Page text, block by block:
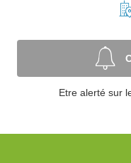
Etre alerté sur